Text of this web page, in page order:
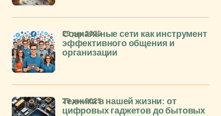
Социальные сети как инструмент
эффективного общения и
организации
29 дек 2025
Техника в нашей жизни: от
цифровых гаджетов до бытовых
29 дек 2025